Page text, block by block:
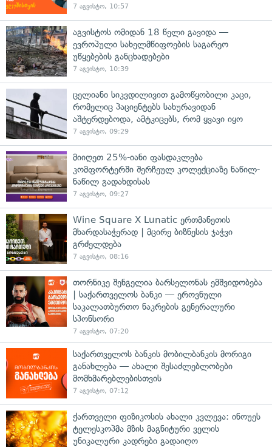
7 აგვისტო, 10:57
აგვისტოს ომიდან 18 წელი გავიდა —
ევროპული სახელმწიფოების საგარეო
უწყებების განცხადებები
7 აგვისტო, 10:39
ცელიანი სიკვდილივით გამოწყობილი კაცი,
რომელიც პაციენტებს სახურავიდან
აშტერდებოდა, ამტკიცებს, რომ ყვავი იყო
7 აგვისტო, 09:29
მიიღეთ 25%-იანი ფასდაკლება
კომფორტერში შერჩეულ კოლექციაზე ნაწილ-
ნაწილ გადახდისას
7 აგვისტო, 09:27
Wine Square X Lunatic ერთმანეთის
მხარდასაჭერად | მცირე ბიზნესის ჯაჭვი
გრძელდება
7 აგვისტო, 08:16
თორნიკე შენგელია ბარსელონას ემშვიდობება
| საქართველოს ბანკი — ეროვნული
საკალათბურთო ნაკრების გენერალური
სპონსორი
7 აგვისტო, 07:20
საქართველოს ბანკის მობილბანკის მორიგი
განახლება — ახალი შესაძლებლობები
მომხმარებლებისთვის
7 აგვისტო, 07:12
ქართველი ფიზიკოსის ახალი კვლევა: ინოუეს
ტელესკოპმა მზის მაგნიტური ველის
უნიკალური კადრები გადაიღო